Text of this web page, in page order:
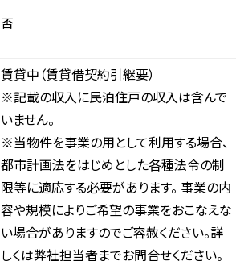
否
賃貸中（賃貸借契約引継要）
※記載の収入に民泊住戸の収入は含んで
いません。
※当物件を事業の用として利用する場合、
都市計画法をはじめとした各種法令の制
限等に適応する必要があります。 事業の内
容や規模によりご希望の事業をおこなえな
い場合がありますのでご容赦ください。詳
しくは弊社担当者までお問合せください。